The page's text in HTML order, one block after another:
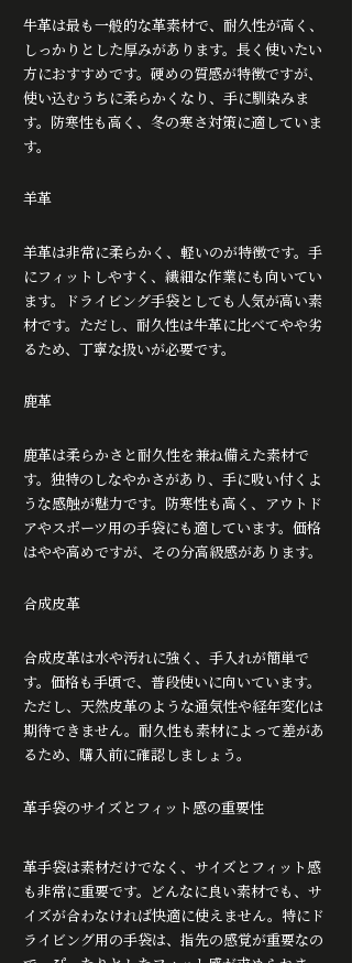
牛革は最も一般的な革素材で、耐久性が高く、
しっかりとした厚みがあります。長く使いたい
方におすすめです。硬めの質感が特徴ですが、
使い込むうちに柔らかくなり、手に馴染みま
す。防寒性も高く、冬の寒さ対策に適していま
す。
羊革
羊革は非常に柔らかく、軽いのが特徴です。手
にフィットしやすく、繊細な作業にも向いてい
ます。ドライビング手袋としても人気が高い素
材です。ただし、耐久性は牛革に比べてやや劣
るため、丁寧な扱いが必要です。
鹿革
鹿革は柔らかさと耐久性を兼ね備えた素材で
す。独特のしなやかさがあり、手に吸い付くよ
うな感触が魅力です。防寒性も高く、アウトド
アやスポーツ用の手袋にも適しています。価格
はやや高めですが、その分高級感があります。
合成皮革
合成皮革は水や汚れに強く、手入れが簡単で
す。価格も手頃で、普段使いに向いています。
ただし、天然皮革のような通気性や経年変化は
期待できません。耐久性も素材によって差があ
るため、購入前に確認しましょう。
革手袋のサイズとフィット感の重要性
革手袋は素材だけでなく、サイズとフィット感
も非常に重要です。どんなに良い素材でも、サ
イズが合わなければ快適に使えません。特にド
ライビング用の手袋は、指先の感覚が重要なの